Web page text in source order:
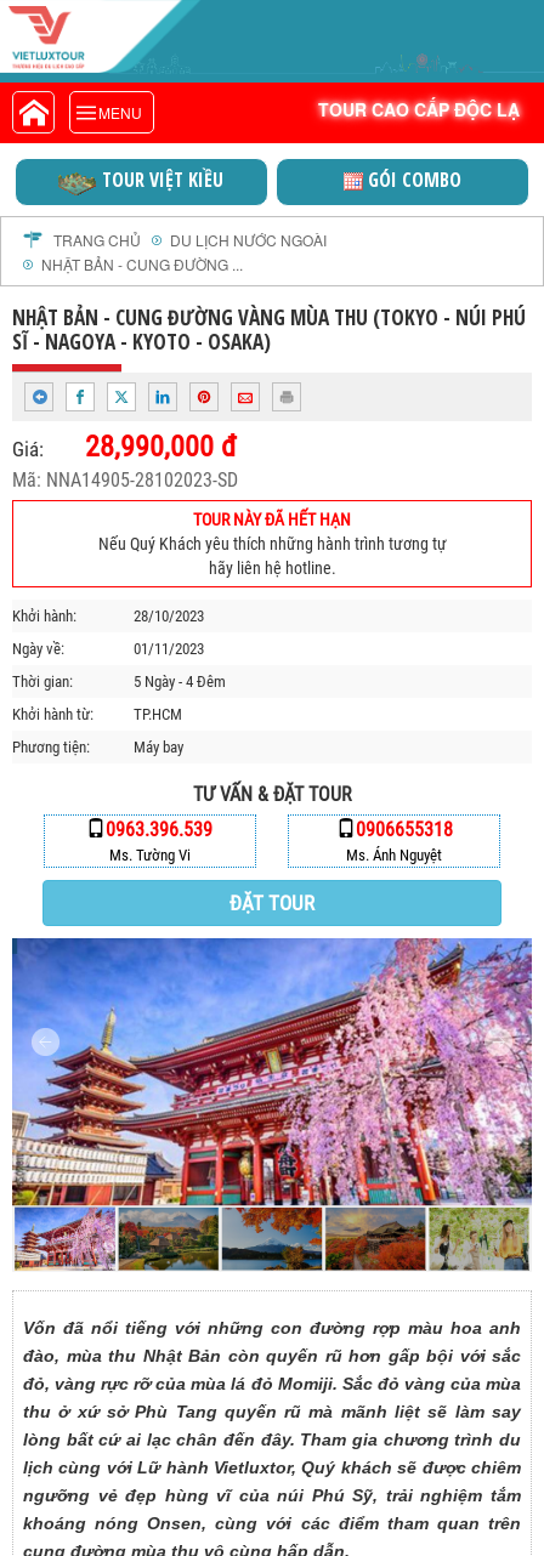
MENU TOUR CAO CẤP ĐỘC LẠ
VIETLUXTOUR.COM
TOUR CAO CẤP ĐỘC LẠ
TOUR TRONG NƯỚC
TOUR NƯỚC NGOÀI
TOUR KHỞI HÀNH TỪ HÀ NỘI
TOUR KHỞI HÀNH TỪ ĐÀ NẴNG
TOUR KHỞI HÀNH TỪ CẦN THƠ
TOUR ĐOÀN - M.I.C.E
TOUR COMBO
DỊCH VỤ
GIỚI THIỆU
HỒ SƠ NĂNG LỰC
PROFILE EN
THƯ KHEN VIETLUXTOUR
PROFILE HƯỚNG DẪN VIÊN
TUYỂN DỤNG
LIÊN HỆ
TOUR VIỆT KIỀU GÓI COMBO
TRANG CHỦ
DU LỊCH NƯỚC NGOÀI
NHẬT BẢN - CUNG ĐƯỜNG ...
NHẬT BẢN - CUNG ĐƯỜNG VÀNG MÙA THU (TOKYO - NÚI PHÚ
SĨ - NAGOYA - KYOTO - OSAKA)
Giá: 28,990,000 đ
Mã: NNA14905-28102023-SD
TOUR NÀY ĐÃ HẾT HẠN
Nếu Quý Khách yêu thích những hành trình tương tự
hãy liên hệ hotline.
Khởi hành:
28/10/2023
Ngày về:
01/11/2023
Thời gian:
5 Ngày - 4 Đêm
Khởi hành từ:
TP.HCM
Phương tiện:
Máy bay
TƯ VẤN & ĐẶT TOUR
0963.396.539
Ms. Tường Vi
0906655318
Ms. Ánh Nguyệt
ĐẶT TOUR
Vốn đã nổi tiếng với những con đường rợp màu hoa anh
đào, mùa thu Nhật Bản còn quyến rũ hơn gấp bội với sắc
đỏ, vàng rực rỡ của mùa lá đỏ Momiji. Sắc đỏ vàng của mùa
thu ở xứ sở Phù Tang quyến rũ mà mãnh liệt sẽ làm say
lòng bất cứ ai lạc chân đến đây. Tham gia chương trình du
lịch cùng với Lữ hành Vietluxtor, Quý khách sẽ được chiêm
ngưỡng vẻ đẹp hùng vĩ của núi Phú Sỹ, trải nghiệm tắm
khoáng nóng Onsen, cùng với các điểm tham quan trên
cung đường mùa thu vô cùng hấp dẫn.